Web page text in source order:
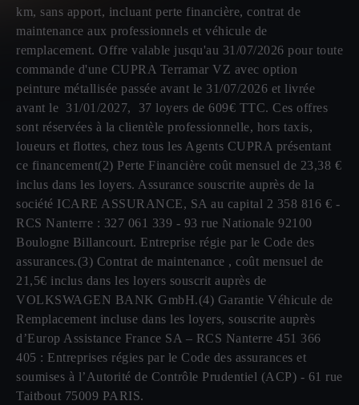
km, sans apport, incluant perte financière, contrat de
maintenance aux professionnels et véhicule de
remplacement. Offre valable jusqu'au 31/07/2026 pour toute
commande d'une CUPRA Terramar VZ avec option
peinture métallisée passée avant le 31/07/2026 et livrée
avant le 31/01/2027, 37 loyers de 609€ TTC. Ces offres
sont réservées à la clientèle professionnelle, hors taxis,
loueurs et flottes, chez tous les Agents CUPRA présentant
ce financement(2) Perte Financière coût mensuel de 23,38 €
inclus dans les loyers. Assurance souscrite auprès de la
société ICARE ASSURANCE, SA au capital 2 358 816 € -
RCS Nanterre : 327 061 339 - 93 rue Nationale 92100
Boulogne Billancourt. Entreprise régie par le Code des
assurances.(3) Contrat de maintenance , coût mensuel de
21,5€ inclus dans les loyers souscrit auprès de
VOLKSWAGEN BANK GmbH.(4) Garantie Véhicule de
Remplacement incluse dans les loyers, souscrite auprès
d’Europ Assistance France SA – RCS Nanterre 451 366
405 : Entreprises régies par le Code des assurances et
soumises à l’Autorité de Contrôle Prudentiel (ACP) - 61 rue
Taitbout 75009 PARIS.